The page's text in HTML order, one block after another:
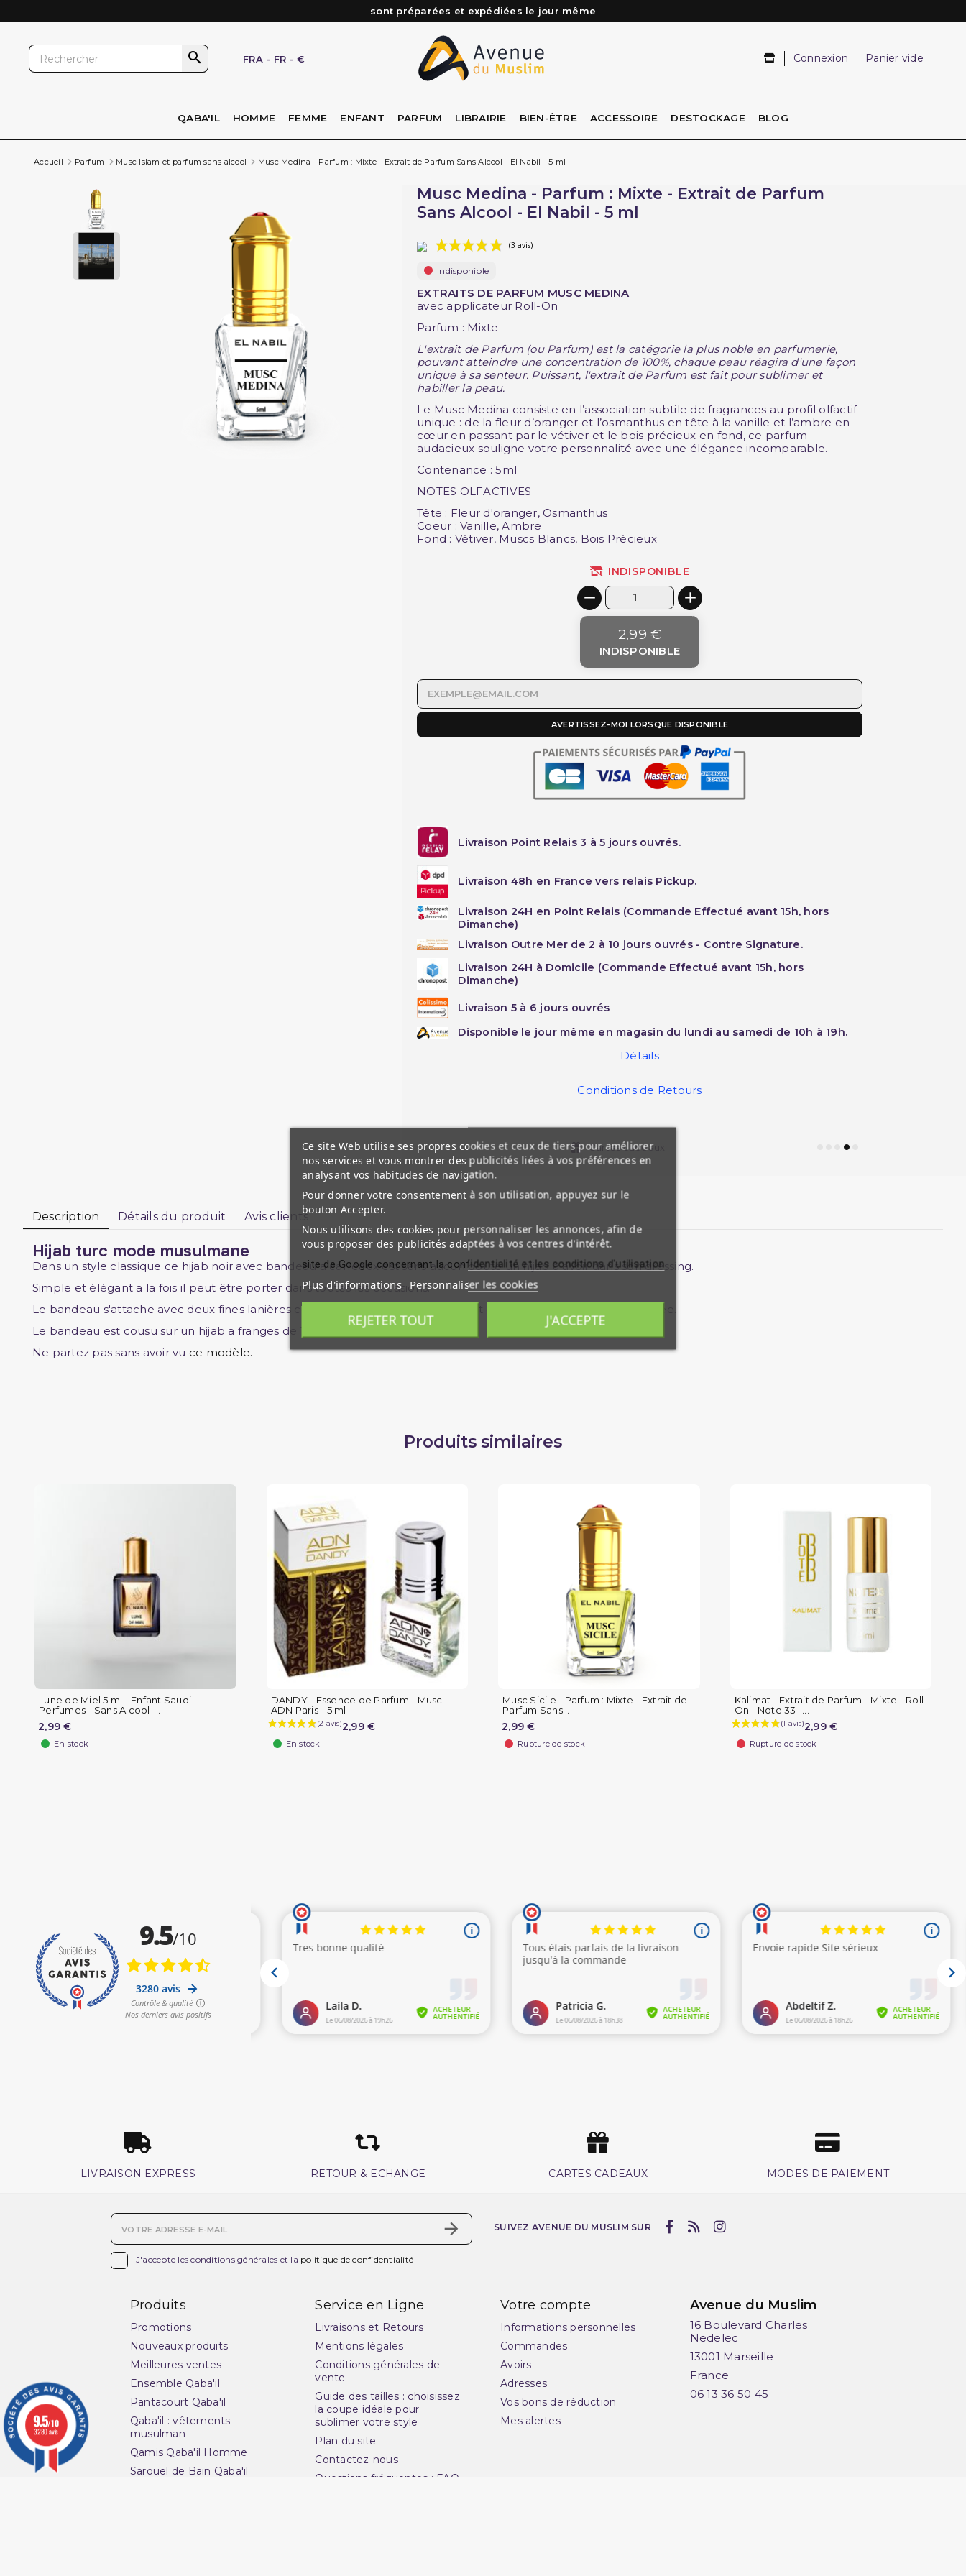
Besoin d'aide ? Retrouvez notre FAQ
Livraison offerte à partir de 89€ d'achat*
Les Commandes passées avant 15h (lun au Vend)
 FRA - FR - € Connexion Panier vide
QABA'IL HOMME FEMME ENFANT PARFUM LIBRAIRIE BIEN-ÊTRE ACCESSOIRE DESTOCKAGE BLOG
Accueil Parfum Musc Islam et parfum sans alcool Musc Medina - Parfum : Mixte - Extrait de Parfum Sans Alcool - El Nabil - 5 ml
Musc Medina - Parfum : Mixte - Extrait de Parfum
Sans Alcool - El Nabil - 5 ml
(3 avis)
Indisponible
EXTRAITS DE PARFUM MUSC MEDINA
avec applicateur Roll-On
Parfum : Mixte
L'extrait de Parfum (ou Parfum) est la catégorie la plus noble en parfumerie,
pouvant atteindre une concentration de 100%, chaque peau réagira d'une façon
unique à sa senteur. Puissant, l'extrait de Parfum est fait pour sublimer et
habiller la peau.
Le Musc Medina consiste en l’association subtile de fragrances au profil olfactif
unique : de la fleur d’oranger et l’osmanthus en tête à la vanille et l’ambre en
cœur en passant par le vétiver et le bois précieux en fond, ce parfum
audacieux souligne votre personnalité avec une élégance incomparable.
Contenance : 5ml
NOTES OLFACTIVES
Tête : Fleur d'oranger, Osmanthus
Coeur : Vanille, Ambre
Fond : Vétiver, Muscs Blancs, Bois Précieux
INDISPONIBLE
2,99 €
INDISPONIBLE
AVERTISSEZ-MOI LORSQUE DISPONIBLE
Livraison Point Relais 3 à 5 jours ouvrés.
Livraison 48h en France vers relais Pickup.
Livraison 24H en Point Relais (Commande Effectué avant 15h, hors
Dimanche)
Livraison Outre Mer de 2 à 10 jours ouvrés - Contre Signature.
Livraison 24H à Domicile (Commande Effectué avant 15h, hors
Dimanche)
Livraison 5 à 6 jours ouvrés
Disponible le jour même en magasin du lundi au samedi de 10h à 19h.
Détails
Conditions de Retours
Cartes cadeaux
Description Détails du produit Avis clients
Hijab turc mode musulmane
Dans un style classique ce hijab noir avec bandeau a carreaux est sans aucun doute un hijab à avoir dans son dressing.
Simple et élégant a la fois il peut être porter dans toutes les occasions.
Le bandeau s'attache avec deux fines lanières comme un jilbab pour un confort garanti tout au long de la journée.
Le bandeau est cousu sur un hijab a franges de 170x70cm.
Ne partez pas sans avoir vu ce modèle.
Produits similaires
Lune de Miel 5 ml - Enfant Saudi
Perfumes - Sans Alcool -...
2,99 €
En stock
DANDY - Essence de Parfum - Musc -
ADN Paris - 5 ml
2,99 €
En stock
Musc Sicile - Parfum : Mixte - Extrait de
Parfum Sans...
2,99 €
Rupture de stock
Kalimat - Extrait de Parfum - Mixte - Roll
On - Note 33 -...
2,99 €
Rupture de stock
LIVRAISON EXPRESS RETOUR & ECHANGE CARTES CADEAUX MODES DE PAIEMENT
J'accepte les conditions générales et la politique de confidentialité
SUIVEZ AVENUE DU MUSLIM SUR
Produits
Promotions
Nouveaux produits
Meilleures ventes
Ensemble Qaba'il
Pantacourt Qaba'il
Qaba'il : vêtements
musulman
Qamis Qaba'il Homme
Sarouel de Bain Qaba'il
Service en Ligne
Livraisons et Retours
Mentions légales
Conditions générales de
vente
Guide des tailles : choisissez
la coupe idéale pour
sublimer votre style
Plan du site
Contactez-nous
Questions fréquentes : FAQ
Votre compte
Informations personnelles
Commandes
Avoirs
Adresses
Vos bons de réduction
Mes alertes
Avenue du Muslim
16 Boulevard Charles
Nedelec
13001 Marseille
France
06 13 36 50 45
Ce site Web utilise ses propres cookies et ceux de tiers pour améliorer
nos services et vous montrer des publicités liées à vos préférences en
analysant vos habitudes de navigation.
Pour donner votre consentement à son utilisation, appuyez sur le
bouton Accepter.
Nous utilisons des cookies pour personnaliser les annonces, afin de
vous proposer des publicités adaptées à vos centres d'intérêt.
site de Google concernant la confidentialité et les conditions d'utilisation
Plus d'informations Personnaliser les cookies
REJETER TOUT J'ACCEPTE
9.5/10
3280 avis